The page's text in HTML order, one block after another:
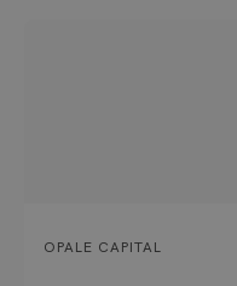
OPALE CAPITAL